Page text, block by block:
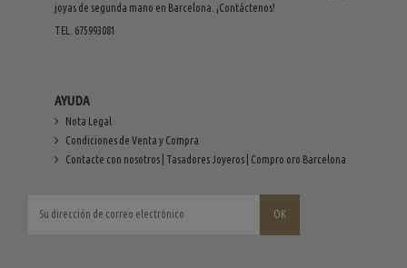
joyas de segunda mano en Barcelona. ¡Contáctenos!
TEL. 675993081
AYUDA
Nota Legal
Condiciones de Venta y Compra
Contacte con nosotros | Tasadores Joyeros | Compro oro Barcelona